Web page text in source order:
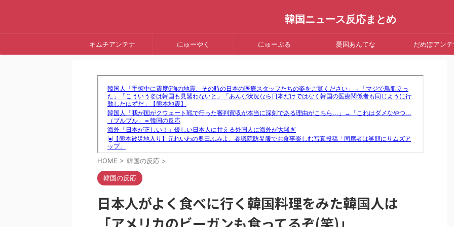
韓国ニュース反応まとめ
キムチアンテナ にゅーやく にゅーぷる 憂国あんてな だめぽアンテ
HOME > 韓国の反応 >
韓国の反応
日本人がよく食べに行く韓国料理をみた韓国人は